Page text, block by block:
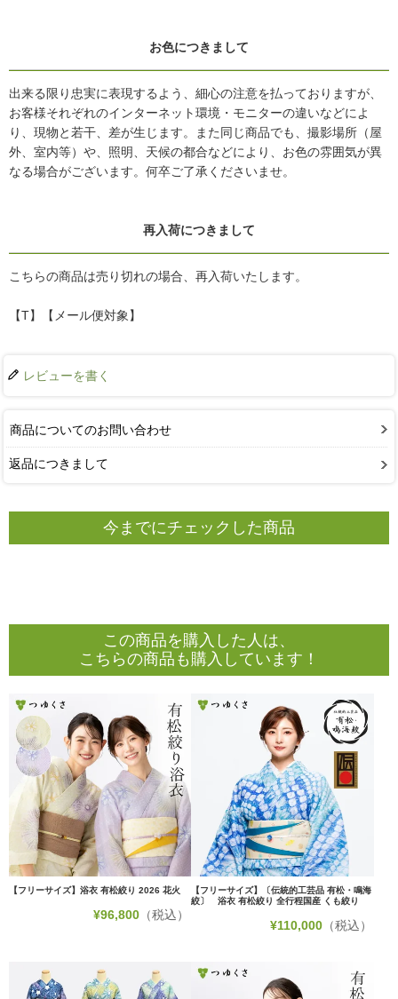
お色につきまして
出来る限り忠実に表現するよう、細心の注意を払っておりますが、
お客様それぞれのインターネット環境・モニターの違いなどによ
り、現物と若干、差が生じます。また同じ商品でも、撮影場所（屋
外、室内等）や、照明、天候の都合などにより、お色の雰囲気が異
なる場合がございます。何卒ご了承くださいませ。
再入荷につきまして
こちらの商品は売り切れの場合、再入荷いたします。
【T】【メール便対象】
レビューを書く
商品についてのお問い合わせ
返品につきまして
今までにチェックした商品
この商品を購入した人は、
こちらの商品も購入しています！
【フリーサイズ】浴衣 有松絞り 2026 花火
¥96,800 （税込）
【フリーサイズ】〔伝統的工芸品 有松・鳴海
絞〕 浴衣 有松絞り 全行程国産 くも絞り
¥110,000（税込）